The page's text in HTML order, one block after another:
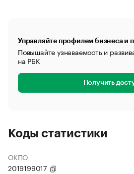
Управляйте профилем бизнеса и
Повышайте узнаваемость и
на РБК
Получить
Коды статистики
ОКПО
2019199017